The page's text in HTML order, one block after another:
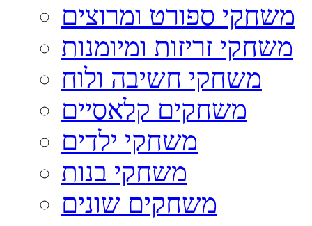
משחקי ספורט ומרוצים
משחקי זריזות ומיומנות
משחקי חשיבה ולוח
משחקים קלאסיים
משחקי ילדים
משחקי בנות
משחקים שונים